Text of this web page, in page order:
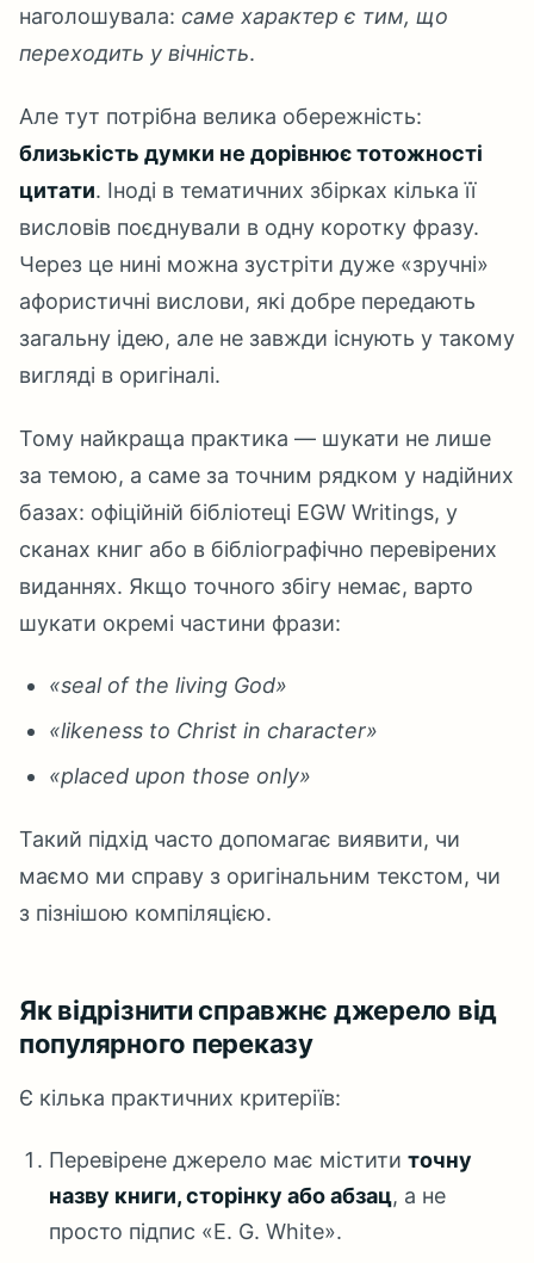
наголошувала: саме характер є тим, що
переходить у вічність.
Але тут потрібна велика обережність:
близькість думки не дорівнює тотожності
цитати. Іноді в тематичних збірках кілька її
висловів поєднували в одну коротку фразу.
Через це нині можна зустріти дуже «зручні»
афористичні вислови, які добре передають
загальну ідею, але не завжди існують у такому
вигляді в оригіналі.
Тому найкраща практика — шукати не лише
за темою, а саме за точним рядком у надійних
базах: офіційній бібліотеці EGW Writings, у
сканах книг або в бібліографічно перевірених
виданнях. Якщо точного збігу немає, варто
шукати окремі частини фрази:
«seal of the living God»
«likeness to Christ in character»
«placed upon those only»
Такий підхід часто допомагає виявити, чи
маємо ми справу з оригінальним текстом, чи
з пізнішою компіляцією.
Як відрізнити справжнє джерело від
популярного переказу
Є кілька практичних критеріїв:
Перевірене джерело має містититочну
назву книги, сторінку або абзац, а не
просто підпис «E. G. White».